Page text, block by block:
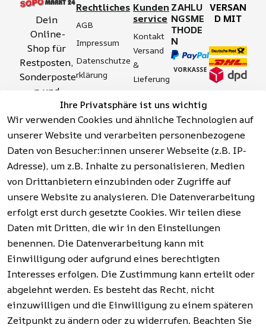
Ihre Privatsphäre ist uns wichtig
Wir verwenden Cookies und ähnliche Technologien auf
unserer Website und verarbeiten personenbezogene
Daten von Besucher:innen unserer Webseite (z.B. IP-
Adresse), um z.B. Inhalte zu personalisieren, Medien
von Drittanbietern einzubinden oder Zugriffe auf
unsere Website zu analysieren. Die Datenverarbeitung
erfolgt erst durch gesetzte Cookies. Wir teilen diese
Daten mit Dritten, die wir in den Einstellungen
benennen. Die Datenverarbeitung kann mit
Einwilligung oder aufgrund eines berechtigten
Interesses erfolgen. Die Zustimmung kann erteilt oder
abgelehnt werden. Es besteht das Recht, nicht
einzuwilligen und die Einwilligung zu einem späteren
Zeitpunkt zu ändern oder zu widerrufen. Beachten Sie
Dein
Online-
Shop für
Restposten,
Sonderposte
n und
Aktionsartik
el rund um
Werkzeuge,
Garten,
Haushalt
und mehr.
Vertrag
widerrufen
Rechtliches
AGB
Impressum
Datenschutze
rklärung
tserklärung
Widerrufsrech
t
Hinweise zur
Batterieentso
rgung
Kunden
service
Kontakt
Versand
&
Lieferung
&
Sicherhei
t
Häufige
Fragen
(FAQ)
ZAHLU
NGSME
THODE
N
VERSAN
D MIT
Facebook |
Instagram |
Newsletter
AGB | Impressum |
Datenschutzerklärung |
Barrierefreiheitserklärung |
Widerrufsrecht